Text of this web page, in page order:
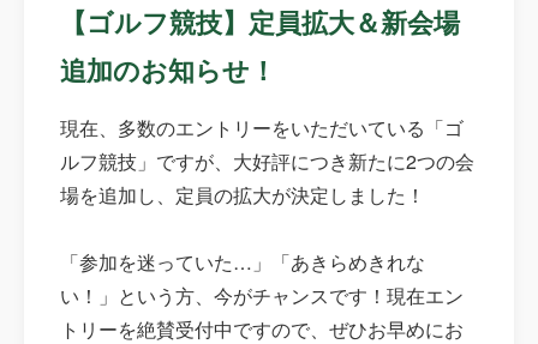
【ゴルフ競技】定員拡大＆新会場
追加のお知らせ！
現在、多数のエントリーをいただいている「ゴ
ルフ競技」ですが、大好評につき新たに2つの会
場を追加し、定員の拡大が決定しました！
「参加を迷っていた…」「あきらめきれな
い！」という方、今がチャンスです！現在エン
トリーを絶賛受付中ですので、ぜひお早めにお